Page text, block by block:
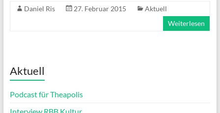
Daniel Ris 27. Februar 2015
Aktuell
Weiterlesen
Aktuell
Podcast für Theapolis